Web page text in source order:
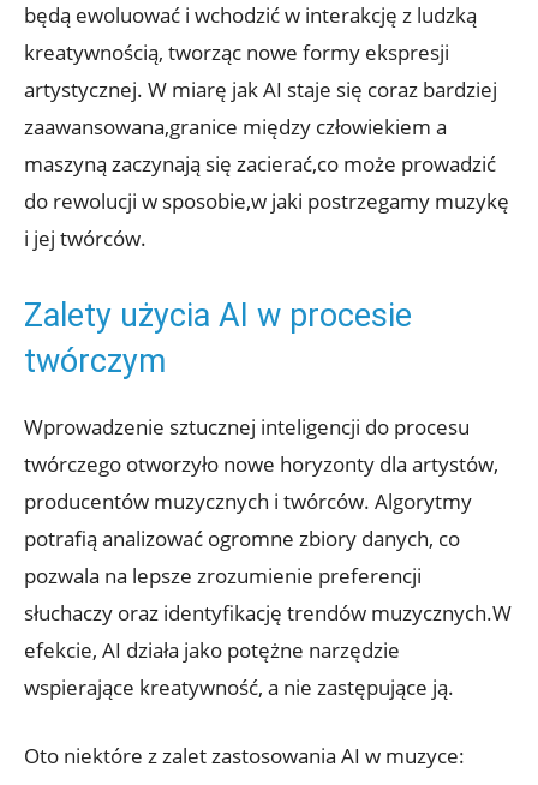
będą ewoluować i wchodzić w interakcję z ludzką
kreatywnością, tworząc nowe formy ekspresji
artystycznej. W miarę jak AI staje się coraz bardziej
zaawansowana,granice między człowiekiem a
maszyną zaczynają się zacierać,co może prowadzić
do rewolucji w sposobie,w jaki postrzegamy muzykę
i jej twórców.
Zalety użycia AI w procesie
twórczym
Wprowadzenie sztucznej inteligencji do procesu
twórczego otworzyło nowe horyzonty dla artystów,
producentów muzycznych i twórców. Algorytmy
potrafią analizować ogromne zbiory danych, co
pozwala na lepsze zrozumienie preferencji
słuchaczy oraz identyfikację trendów muzycznych.W
efekcie, AI działa jako potężne narzędzie
wspierające kreatywność, a nie zastępujące ją.
Oto niektóre z zalet zastosowania AI w muzyce: